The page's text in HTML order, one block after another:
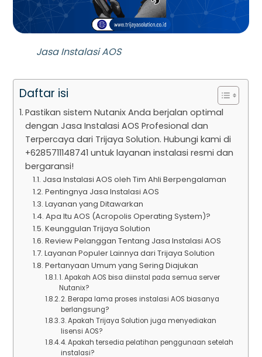
Jasa Instalasi AOS
Daftar isi
Pastikan sistem Nutanix Anda berjalan optimal
dengan Jasa Instalasi AOS Profesional dan
Terpercaya dari Trijaya Solution. Hubungi kami di
+6285711148741 untuk layanan instalasi resmi dan
bergaransi!
Jasa Instalasi AOS oleh Tim Ahli Berpengalaman
Pentingnya Jasa Instalasi AOS
Layanan yang Ditawarkan
Apa Itu AOS (Acropolis Operating System)?
Keunggulan Trijaya Solution
Review Pelanggan Tentang Jasa Instalasi AOS
Layanan Populer Lainnya dari Trijaya Solution
Pertanyaan Umum yang Sering Diajukan
1. Apakah AOS bisa diinstal pada semua server
Nutanix?
2. Berapa lama proses instalasi AOS biasanya
berlangsung?
3. Apakah Trijaya Solution juga menyediakan
lisensi AOS?
4. Apakah tersedia pelatihan penggunaan setelah
instalasi?